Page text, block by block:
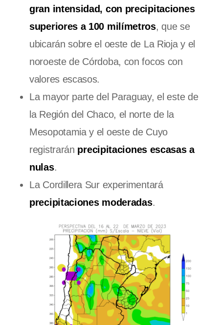
gran intensidad, con precipitaciones
superiores a 100 milímetros, que se
ubicarán sobre el oeste de La Rioja y el
noroeste de Córdoba, con focos con
valores escasos.
La mayor parte del Paraguay, el este de
la Región del Chaco, el norte de la
Mesopotamia y el oeste de Cuyo
registrarán precipitaciones escasas a
nulas.
La Cordillera Sur experimentará
precipitaciones moderadas.